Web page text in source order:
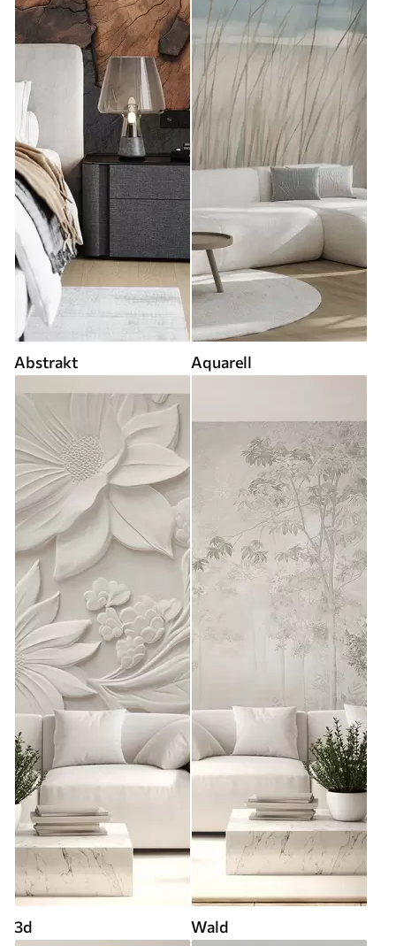
Abstrakt Aquarell
3d Wald